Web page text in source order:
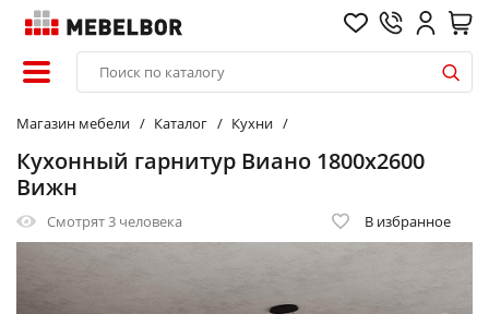
Магазин мебели Каталог Кухни
Кухонный гарнитур Виано 1800х2600
Вижн
Смотрят3 человека В избранное